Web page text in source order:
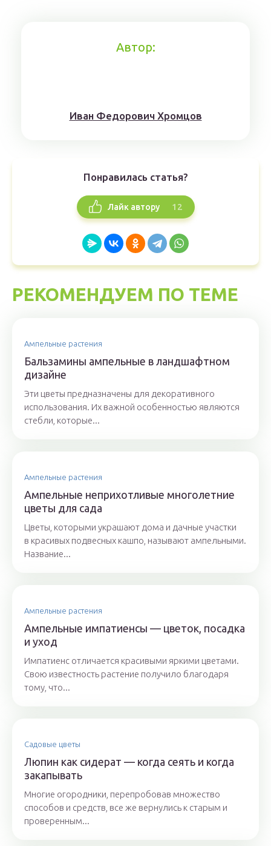
Автор:
Иван Федорович Хромцов
Понравилась статья?
Лайк автору 12
РЕКОМЕНДУЕМ ПО ТЕМЕ
Ампельные растения
Бальзамины ампельные в ландшафтном
дизайне
Эти цветы предназначены для декоративного
использования. Их важной особенностью являются
стебли, которые...
Ампельные растения
Ампельные неприхотливые многолетние
цветы для сада
Цветы, которыми украшают дома и дачные участки
в красивых подвесных кашпо, называют ампельными.
Название...
Ампельные растения
Ампельные импатиенсы — цветок, посадка
и уход
Импатиенс отличается красивыми яркими цветами.
Свою известность растение получило благодаря
тому, что...
Садовые цветы
Люпин как сидерат — когда сеять и когда
закапывать
Многие огородники, перепробовав множество
способов и средств, все же вернулись к старым и
проверенным...